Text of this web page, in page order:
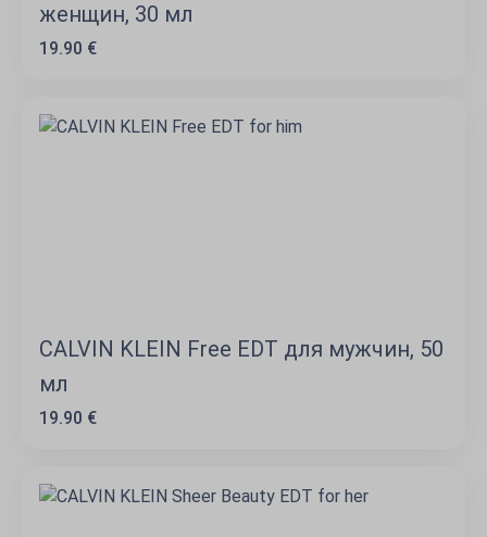
женщин, 30 мл
19.90 €
CALVIN KLEIN Free EDT для мужчин, 50
мл
19.90 €